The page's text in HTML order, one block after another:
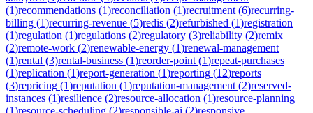
(1)recommendations (1)reconciliation (1)recruitment (6)recurring-
billing (1)recurring-revenue (5)redis (2)refurbished (1)registration
(1)regulation (1)regulations (2)regulatory (3)reliability (2)remix
(2)remote-work (2)renewable-energy (1)renewal-management
(1)rental (3)rental-business (1)reorder-point (1)repeat-purchases
(1)replication (1)report-generation (1)reporting (12)reports
(3)repricing (1)reputation (1)reputation-management (2)reserved-
instances (1)resilience (2)resource-allocation (1)resource-planning
(1)resource-scheduling (2)responsible-ai (2)responsive